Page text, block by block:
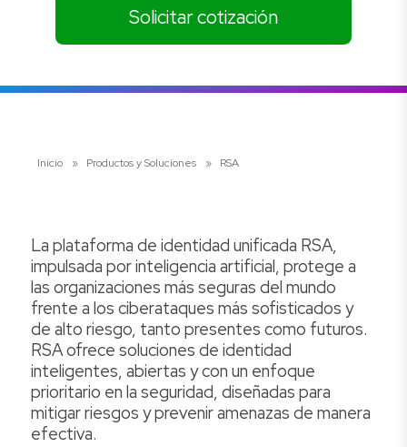
Solicitar cotización
Inicio » Productos y Soluciones » RSA
La plataforma de identidad unificada RSA,
impulsada por inteligencia artificial, protege a
las organizaciones más seguras del mundo
frente a los ciberataques más sofisticados y
de alto riesgo, tanto presentes como futuros.
RSA ofrece soluciones de identidad
inteligentes, abiertas y con un enfoque
prioritario en la seguridad, diseñadas para
mitigar riesgos y prevenir amenazas de manera
efectiva.